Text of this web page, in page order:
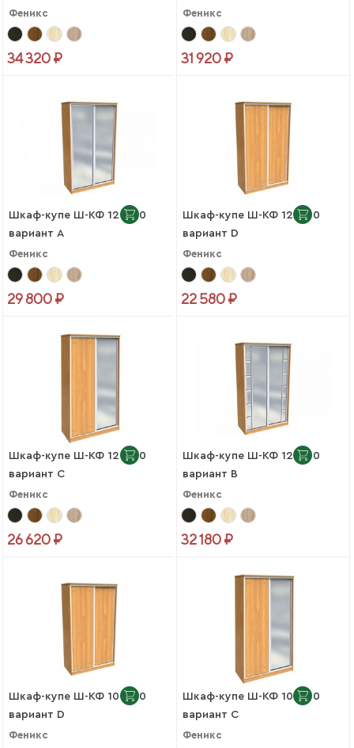
Феникс
34 320 ₽
Феникс
31 920 ₽
Шкаф-купе Ш-КФ 12-450
вариант А
Феникс
29 800 ₽
Шкаф-купе Ш-КФ 12-450
вариант D
Феникс
22 580 ₽
Шкаф-купе Ш-КФ 12-450
вариант C
Феникс
26 620 ₽
Шкаф-купе Ш-КФ 12-450
вариант B
Феникс
32 180 ₽
Шкаф-купе Ш-КФ 10-600
вариант D
Феникс
Шкаф-купе Ш-КФ 10-600
вариант C
Феникс